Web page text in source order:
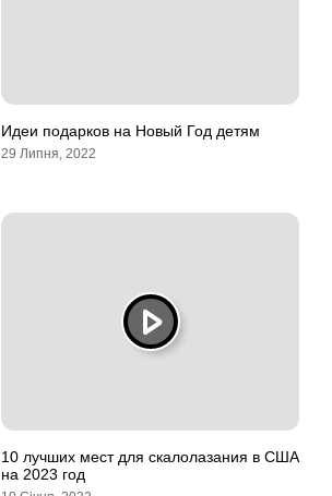
Идеи подарков на Новый Год детям
29 Липня, 2022
10 лучших мест для скалолазания в США
на 2023 год